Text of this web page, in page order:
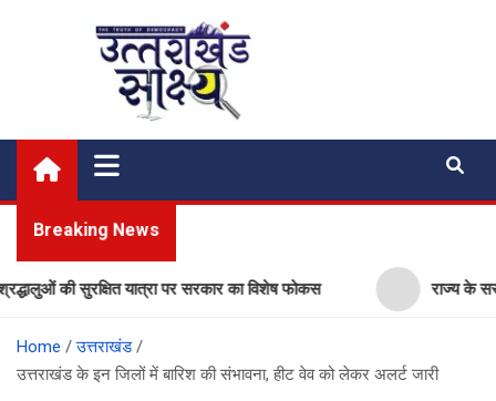
Uttarakhand Shakshya
My News Portal
Breaking News
की सुरक्षित यात्रा पर सरकार का विशेष फोकस राज्य के सरकारी
Home
उत्तराखंड
उत्तराखंड के इन जिलों में बारिश की संभावना, हीट वेव को लेकर अलर्ट जारी